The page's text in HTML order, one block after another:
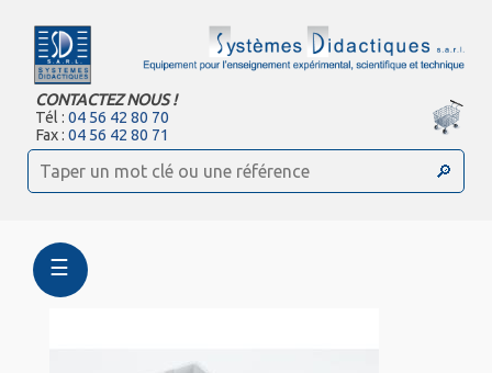
CONTACTEZ NOUS !
Tél :04 56 42 80 70
Fax :04 56 42 80 71
☰